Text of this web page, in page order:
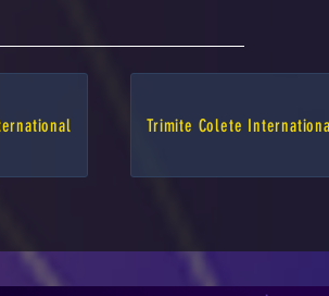
Trimite Colete